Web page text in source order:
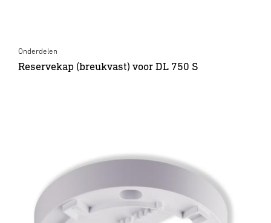
Onderdelen
Reservekap (breukvast) voor DL 750 S